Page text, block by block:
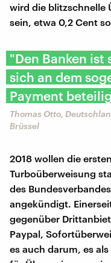
wird die blitzschnelle
sein, etwa 0,2 Cent
"Den Banken ist
sich an dem
Payment
Thomas Otto,
Brüssel
2018 wollen die
Turboüberweisung
des
angekündigt.
gegenüber
Paypal,
es auch darum, es